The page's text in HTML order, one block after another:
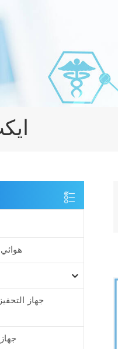
جهاز